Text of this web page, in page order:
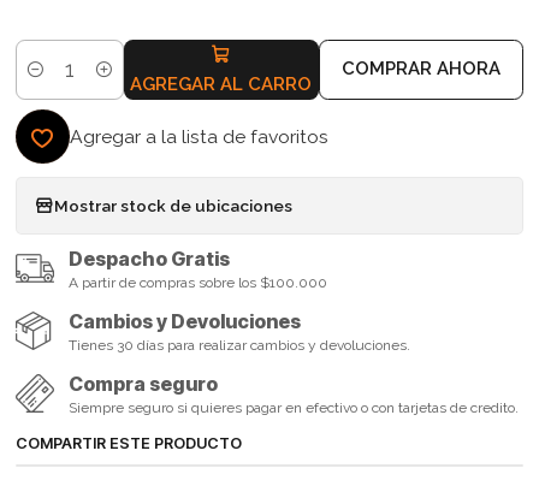
Cantidad AGREGAR AL CARRO
COMPRAR AHORA
Agregar a la lista de favoritos
Mostrar stock de ubicaciones
Despacho Gratis
A partir de compras sobre los $100.000
Cambios y Devoluciones
Tienes 30 días para realizar cambios y devoluciones.
Compra seguro
Siempre seguro si quieres pagar en efectivo o con tarjetas de credito.
COMPARTIR ESTE PRODUCTO